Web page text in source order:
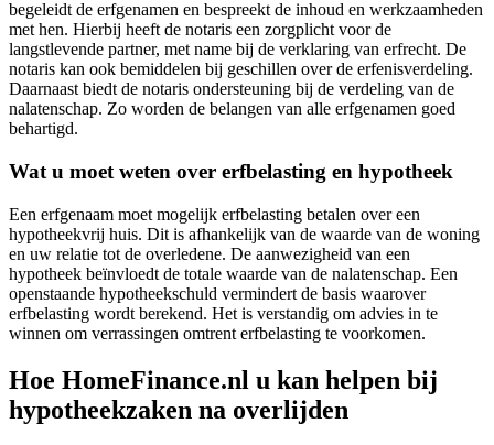
begeleidt de erfgenamen en bespreekt de inhoud en werkzaamheden
met hen. Hierbij heeft de notaris een zorgplicht voor de
langstlevende partner, met name bij de verklaring van erfrecht. De
notaris kan ook bemiddelen bij geschillen over de erfenisverdeling.
Daarnaast biedt de notaris ondersteuning bij de verdeling van de
nalatenschap. Zo worden de belangen van alle erfgenamen goed
behartigd.
Wat u moet weten over erfbelasting en hypotheek
Een erfgenaam moet mogelijk erfbelasting betalen over een
hypotheekvrij huis. Dit is afhankelijk van de waarde van de woning
en uw relatie tot de overledene. De aanwezigheid van een
hypotheek beïnvloedt de totale waarde van de nalatenschap. Een
openstaande hypotheekschuld vermindert de basis waarover
erfbelasting wordt berekend. Het is verstandig om advies in te
winnen om verrassingen omtrent erfbelasting te voorkomen.
Hoe HomeFinance.nl u kan helpen bij
hypotheekzaken na overlijden